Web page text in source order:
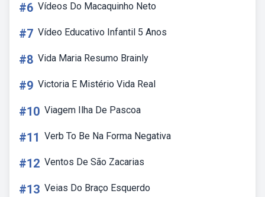
#6 Vídeos Do Macaquinho Neto
#7 Vídeo Educativo Infantil 5 Anos
#8 Vida Maria Resumo Brainly
#9 Victoria E Mistério Vida Real
#10 Viagem Ilha De Pascoa
#11 Verb To Be Na Forma Negativa
#12 Ventos De São Zacarias
#13 Veias Do Braço Esquerdo